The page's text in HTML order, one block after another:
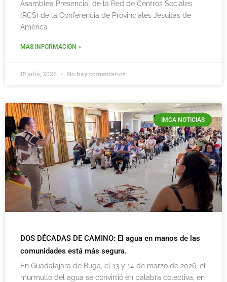
Asamblea Presencial de la Red de Centros Sociales
(RCS) de la Conferencia de Provinciales Jesuitas de
América
MAS INFORMACIÓN »
15 julio, 2026 No hay comentarios
IMCA NOTICIAS
DOS DÉCADAS DE CAMINO: El agua en manos de las
comunidades está más segura.
En Guadalajara de Buga, el 13 y 14 de marzo de 2026, el
murmullo del agua se convirtió en palabra colectiva, en